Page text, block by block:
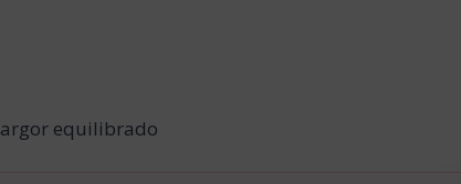
equilibrado